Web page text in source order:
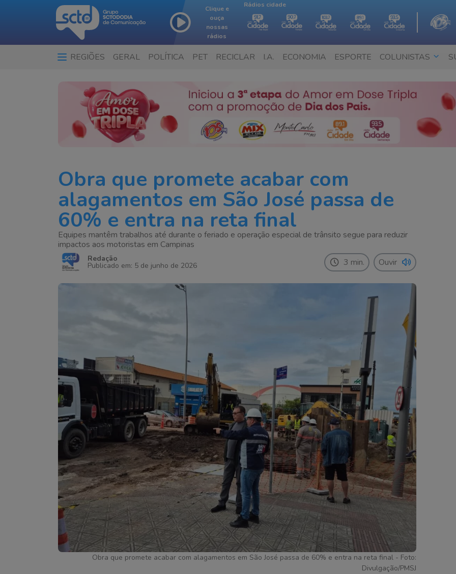
Clique e
ouça
nossas
rádios
Rádios cidade
REGIÕES GERAL POLÍTICA PET RECICLAR I.A. ECONOMIA ESPORTE COLUNISTAS
Obra que promete acabar com
alagamentos em São José passa de
60% e entra na reta final
Equipes mantêm trabalhos até durante o feriado e operação especial de trânsito segue para reduzir
impactos aos motoristas em Campinas
Redação
Publicado em: 5 de junho de 2026 3 min. Ouvir
Obra que promete acabar com alagamentos em São José passa de 60% e entra na reta final - Foto:
Divulgação/PMSJ